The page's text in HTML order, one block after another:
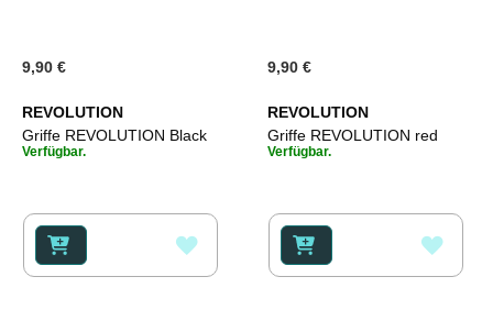
9,90 €
REVOLUTION
Griffe REVOLUTION Black
Verfügbar.
WUNSCHLISTE
9,90 €
REVOLUTION
Griffe REVOLUTION red
Verfügbar.